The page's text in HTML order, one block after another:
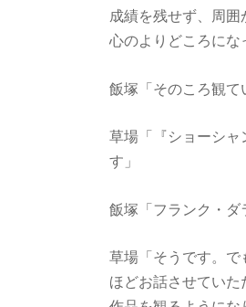
成績を残せず、周囲
心のよりどころにな
飯塚「そのころ観て
草場「『ショーシャ
す」
飯塚「フランク・ダ
草場「そうです。で
ほどお話させてい